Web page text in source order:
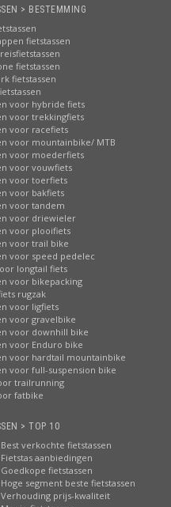
> BESTEMMING
fietstassen
fietstassen
fietstassen
voor hybride fiets
voor trekkingfiets
voor racefiets
voor mountainbike/ MTB
voor moederfiets
voor vouwfiets
voor toerfiets
voor bakfiets
voor tandem
voor driewieler
voor plooifiets
voor trail bike
voor speed pedelec
longtail fiets
voor bikepacking
rugzak
voor ligfiets
voor gravelbike
voor downhill bike
voor Enduro bike
voor hardtail mountainbike
voor full-suspension bike
trailrunning
fatbike
> TOP 10
verkochte fietstassen
aanbiedingen
fietstassen
segment beste fietstassen
prijs-kwaliteit